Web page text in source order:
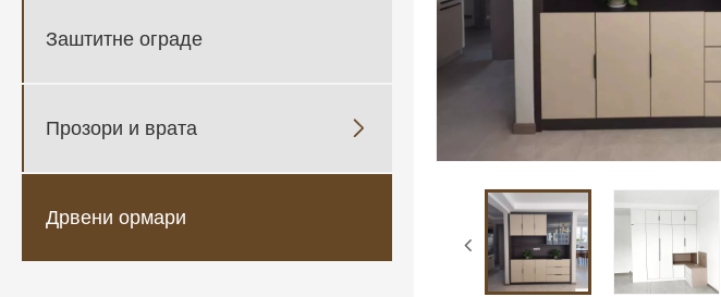
Заштитне ограде
Прозори и врата 
Дрвени ормари